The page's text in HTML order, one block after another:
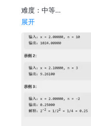
难度：中等…
展开